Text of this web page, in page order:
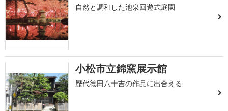
自然と調和した池泉回遊式庭園
小松市立錦窯展示館
歴代徳田八十吉の作品に出合える